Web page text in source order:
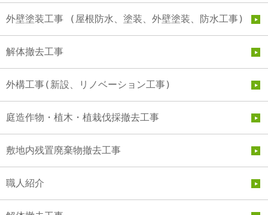
外壁塗装工事 (屋根防水、塗装、外壁塗装、防水工事)
解体撤去工事
外構工事(新設、リノベーション工事)
庭造作物・植木・植栽伐採撤去工事
敷地内残置廃棄物撤去工事
職人紹介